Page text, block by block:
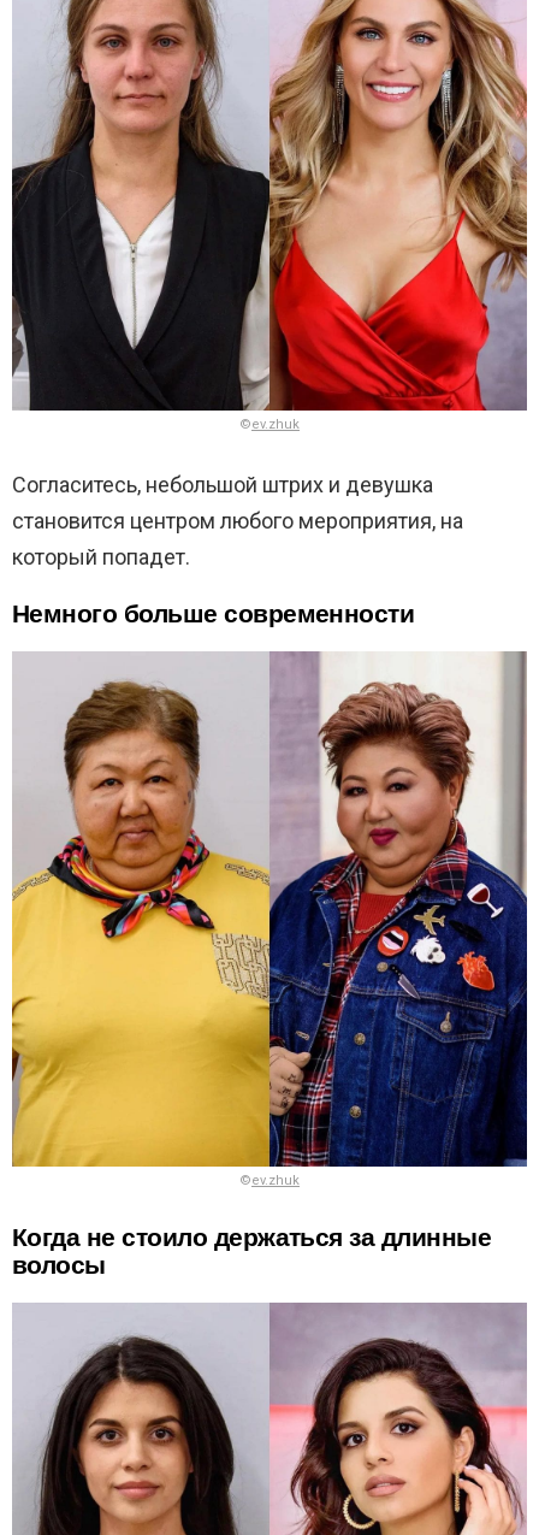
©ev.zhuk
Согласитесь, небольшой штрих и девушка
становится центром любого мероприятия, на
который попадет.
Немного больше современности
©ev.zhuk
Когда не стоило держаться за длинные
волосы